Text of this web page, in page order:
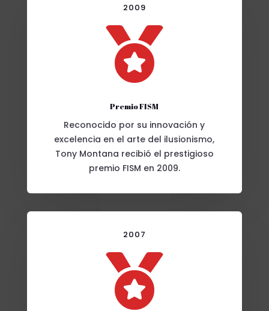
2009

Premio FISM
Reconocido por su innovación y
excelencia en el arte del ilusionismo,
Tony Montana recibió el prestigioso
premio FISM en 2009.
2007
